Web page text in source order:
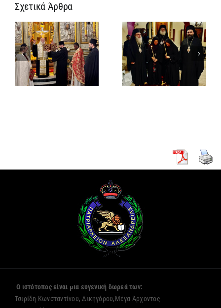
Σχετικά ΆρθραΊδρυση
Γυναικείας
Ιεράς
Πατριαρχικής
Μονής και
μοναχική
και
Πατριαρχική
Τιμή στον
Γενικό
Ο ιστότοπος είναι μια ευγενική δωρεά των:
Τσιρίδη Κωνσταντίνου, Δικηγόρου,Μέγα Άρχοντος